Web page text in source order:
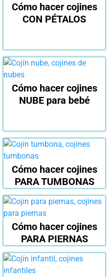
Cómo hacer cojines
CON PÉTALOS
Cómo hacer cojines
NUBE para bebé
Cómo hacer cojines
PARA TUMBONAS
Cómo hacer cojines
PARA PIERNAS